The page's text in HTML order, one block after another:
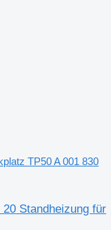
TP50 A 001 830
Standheizung für